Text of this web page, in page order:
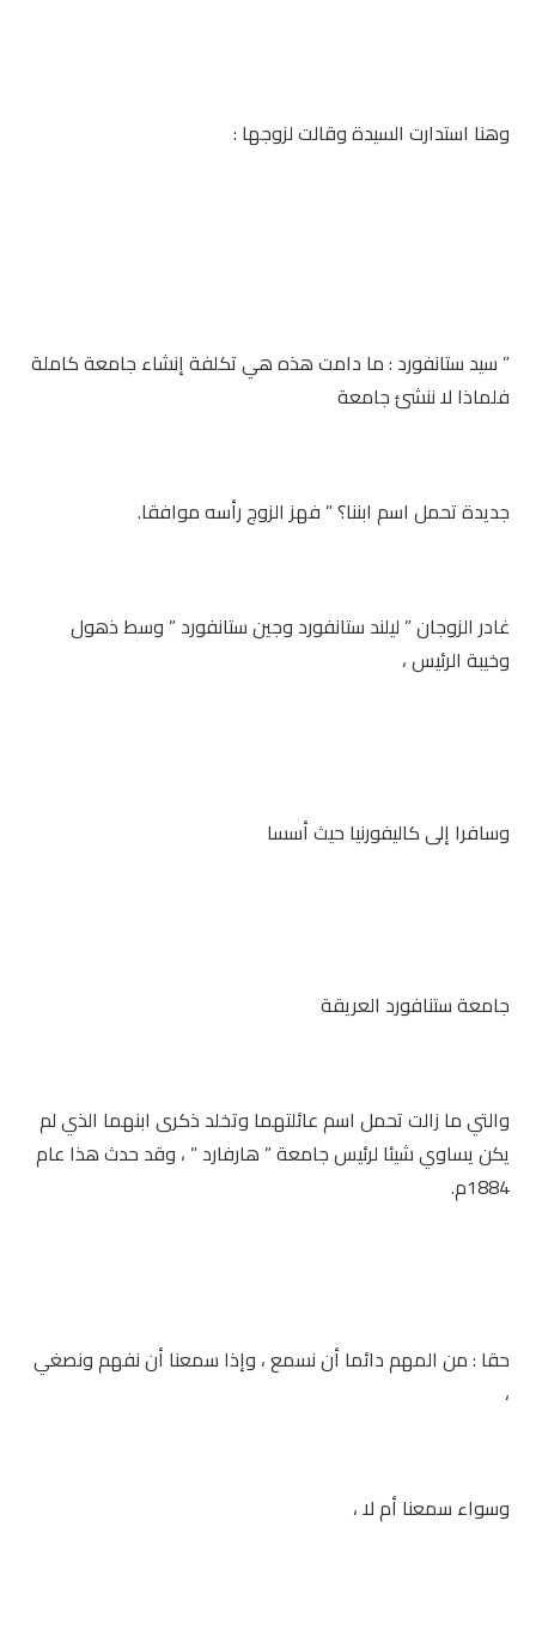
وهنا استدارت السيدة وقالت لزوجها :
” سيد ستانفورد : ما دامت هذه هي تكلفة إنشاء جامعة كاملة
فلماذا لا ننشئ جامعة
جديدة تحمل اسم ابننا؟ ” فهز الزوج رأسه موافقا.
غادر الزوجان ” ليلند ستانفورد وجين ستانفورد ” وسط ذهول
وخيبة الرئيس ،
وسافرا إلى كاليفورنيا حيث أسسا
جامعة ستنافورد العريقة
والتي ما زالت تحمل اسم عائلتهما وتخلد ذكرى ابنهما الذي لم
يكن يساوي شيئا لرئيس جامعة ” هارفارد ” ، وقد حدث هذا عام
1884م.
حقا : من المهم دائما أن نسمع ، وإذا سمعنا أن نفهم ونصغي
،
وسواء سمعنا أم لا ،